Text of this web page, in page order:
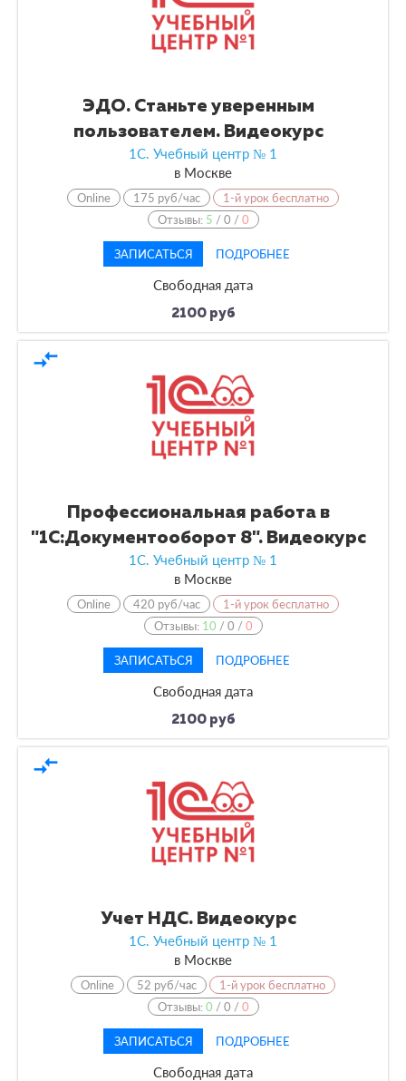
ЭДО. Станьте уверенным
пользователем. Видеокурс
1С. Учебный центр № 1
в Москве
Online 175 руб/час
1-й урок бесплатно
Отзывы: 5 /0 /0
ЗАПИСАТЬСЯ ПОДРОБНЕЕ
Свободная дата
2100 руб
compare_arrows
Профессиональная работа в
"1С:Документооборот 8". Видеокурс
1С. Учебный центр № 1
в Москве
Online 420 руб/час
1-й урок бесплатно
Отзывы: 10 /0 /0
ЗАПИСАТЬСЯ ПОДРОБНЕЕ
Свободная дата
2100 руб
compare_arrows
Учет НДС. Видеокурс
1С. Учебный центр № 1
в Москве
Online 52 руб/час
1-й урок бесплатно
Отзывы:0 /0 /0
ЗАПИСАТЬСЯ ПОДРОБНЕЕ
Свободная дата